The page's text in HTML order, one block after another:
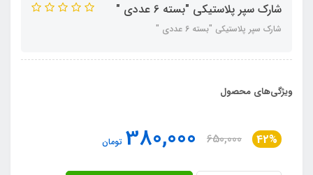
شارک سپر پلاستیکی "بسته 6 عددی "
شارک سپر پلاستیکی "بسته 6 عددی "
ویژگی‌های محصول
42%
650,000
380,000 تومان